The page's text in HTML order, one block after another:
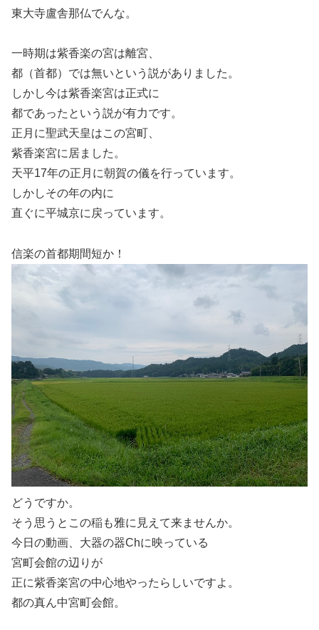
東大寺盧舎那仏でんな。
一時期は紫香楽の宮は離宮、
都（首都）では無いという説がありました。
しかし今は紫香楽宮は正式に
都であったという説が有力です。
正月に聖武天皇はこの宮町、
紫香楽宮に居ました。
天平17年の正月に朝賀の儀を行っています。
しかしその年の内に
直ぐに平城京に戻っています。
信楽の首都期間短か！
どうですか。
そう思うとこの稲も雅に見えて来ませんか。
今日の動画、大器の器Chに映っている
宮町会館の辺りが
正に紫香楽宮の中心地やったらしいですよ。
都の真ん中宮町会館。